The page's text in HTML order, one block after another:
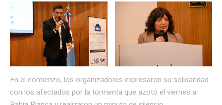
En el comienzo, los organizadores expresaron su solidaridad
con los afectados por la tormenta que azotó el viernes a